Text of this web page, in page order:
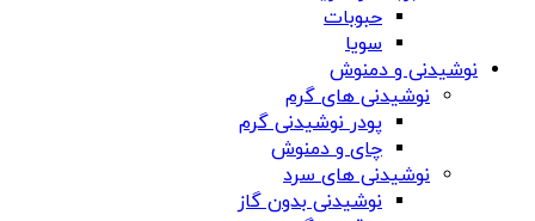
حبوبات
سویا
نوشیدنی و دمنوش
نوشیدنی های گرم
پودر نوشیدنی گرم
چای و دمنوش
نوشیدنی های سرد
نوشیدنی بدون گاز